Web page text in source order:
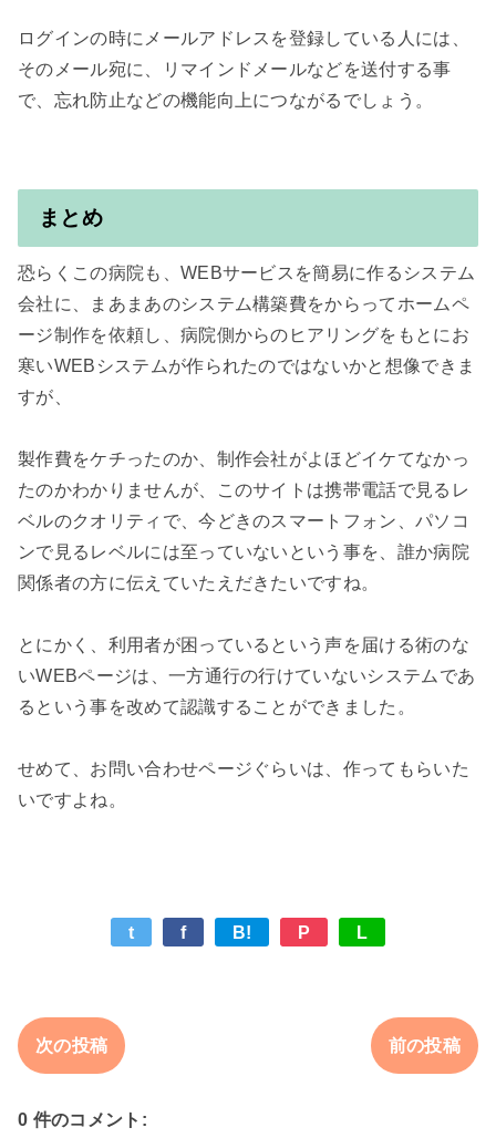
ログインの時にメールアドレスを登録している人には、
そのメール宛に、リマインドメールなどを送付する事
で、忘れ防止などの機能向上につながるでしょう。
まとめ
恐らくこの病院も、WEBサービスを簡易に作るシステム
会社に、まあまあのシステム構築費をからってホームペ
ージ制作を依頼し、病院側からのヒアリングをもとにお
寒いWEBシステムが作られたのではないかと想像できま
すが、
製作費をケチったのか、制作会社がよほどイケてなかっ
たのかわかりませんが、このサイトは携帯電話で見るレ
ベルのクオリティで、今どきのスマートフォン、パソコ
ンで見るレベルには至っていないという事を、誰か病院
関係者の方に伝えていたえだきたいですね。
とにかく、利用者が困っているという声を届ける術のな
いWEBページは、一方通行の行けていないシステムであ
るという事を改めて認識することができました。
せめて、お問い合わせページぐらいは、作ってもらいた
t f B! P L
次の投稿 前の投稿
0 件のコメント: